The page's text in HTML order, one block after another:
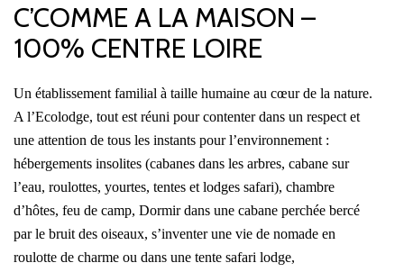
C’COMME A LA MAISON –
100% CENTRE LOIRE
Un établissement familial à taille humaine au cœur de la nature.
A l’Ecolodge, tout est réuni pour contenter dans un respect et
une attention de tous les instants pour l’environnement :
hébergements insolites (cabanes dans les arbres, cabane sur
l’eau, roulottes, yourtes, tentes et lodges safari), chambre
d’hôtes, feu de camp, Dormir dans une cabane perchée bercé
par le bruit des oiseaux, s’inventer une vie de nomade en
roulotte de charme ou dans une tente safari lodge,